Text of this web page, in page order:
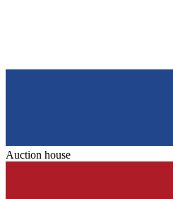
Auction house